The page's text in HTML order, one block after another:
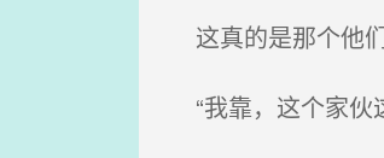
这真的是那个他
“我靠，这个家伙